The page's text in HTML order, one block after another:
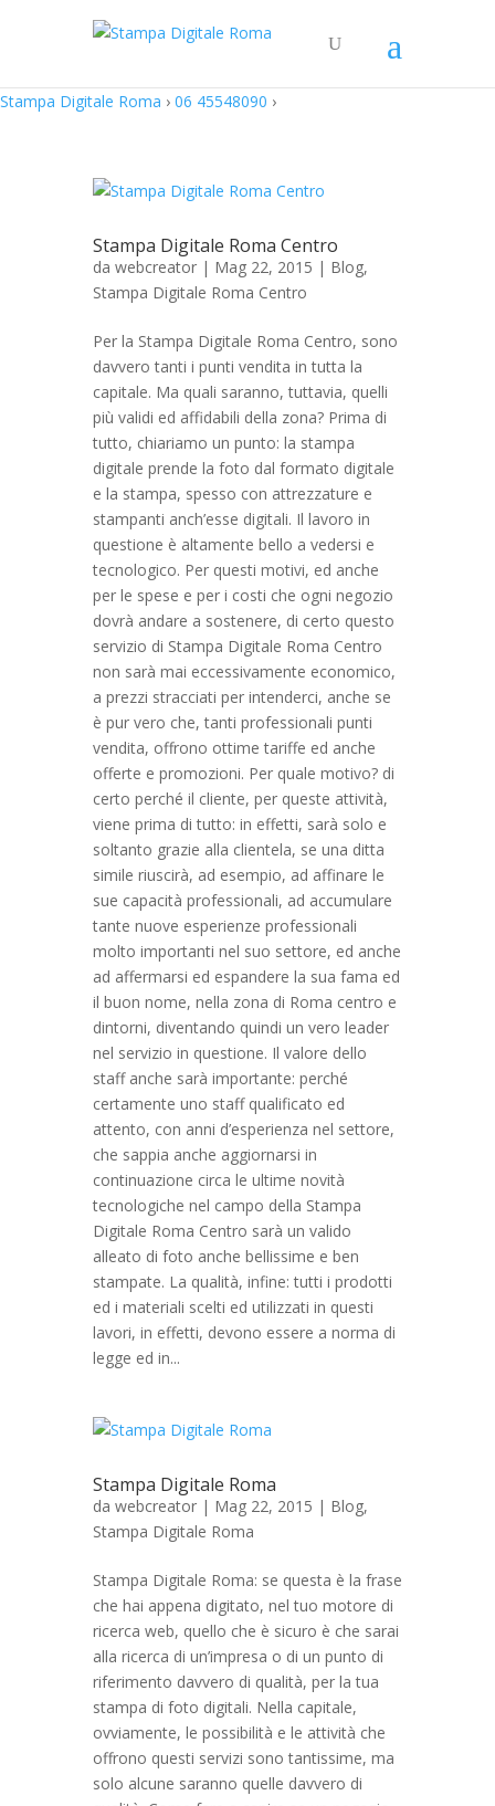
Stampa Digitale Roma › 06 45548090 ›
Stampa Digitale Roma Centro
da webcreator | Mag 22, 2015 | Blog,
Stampa Digitale Roma Centro
Per la Stampa Digitale Roma Centro, sono
davvero tanti i punti vendita in tutta la
capitale. Ma quali saranno, tuttavia, quelli
più validi ed affidabili della zona? Prima di
tutto, chiariamo un punto: la stampa
digitale prende la foto dal formato digitale
e la stampa, spesso con attrezzature e
stampanti anch’esse digitali. Il lavoro in
questione è altamente bello a vedersi e
tecnologico. Per questi motivi, ed anche
per le spese e per i costi che ogni negozio
dovrà andare a sostenere, di certo questo
servizio di Stampa Digitale Roma Centro
non sarà mai eccessivamente economico,
a prezzi stracciati per intenderci, anche se
è pur vero che, tanti professionali punti
vendita, offrono ottime tariffe ed anche
offerte e promozioni. Per quale motivo? di
certo perché il cliente, per queste attività,
viene prima di tutto: in effetti, sarà solo e
soltanto grazie alla clientela, se una ditta
simile riuscirà, ad esempio, ad affinare le
sue capacità professionali, ad accumulare
tante nuove esperienze professionali
molto importanti nel suo settore, ed anche
ad affermarsi ed espandere la sua fama ed
il buon nome, nella zona di Roma centro e
dintorni, diventando quindi un vero leader
nel servizio in questione. Il valore dello
staff anche sarà importante: perché
certamente uno staff qualificato ed
attento, con anni d’esperienza nel settore,
che sappia anche aggiornarsi in
continuazione circa le ultime novità
tecnologiche nel campo della Stampa
Digitale Roma Centro sarà un valido
alleato di foto anche bellissime e ben
stampate. La qualità, infine: tutti i prodotti
ed i materiali scelti ed utilizzati in questi
lavori, in effetti, devono essere a norma di
legge ed in...
Stampa Digitale Roma
da webcreator | Mag 22, 2015 | Blog,
Stampa Digitale Roma
Stampa Digitale Roma: se questa è la frase
che hai appena digitato, nel tuo motore di
ricerca web, quello che è sicuro è che sarai
alla ricerca di un’impresa o di un punto di
riferimento davvero di qualità, per la tua
stampa di foto digitali. Nella capitale,
ovviamente, le possibilità e le attività che
offrono questi servizi sono tantissime, ma
solo alcune saranno quelle davvero di